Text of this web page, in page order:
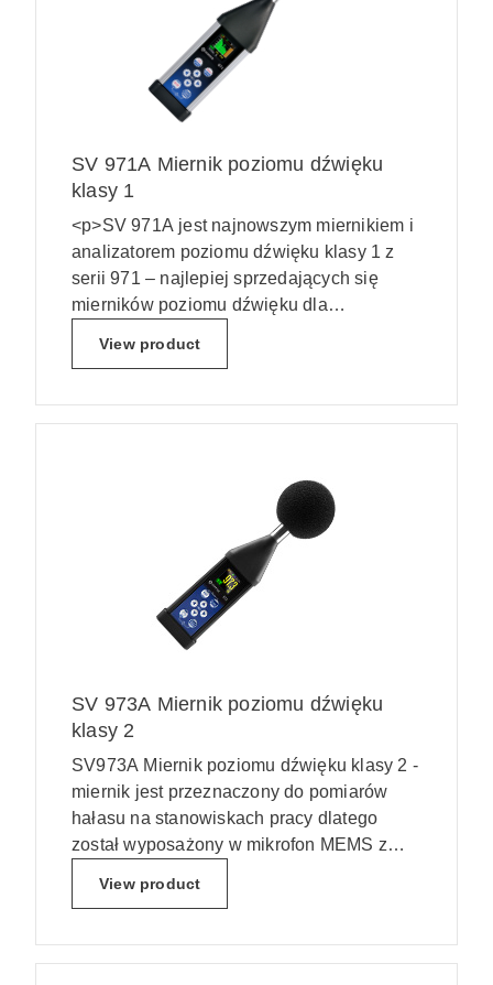
SV 971A Miernik poziomu dźwięku
klasy 1
<p>SV 971A jest najnowszym miernikiem i
analizatorem poziomu dźwięku klasy 1 z
serii 971 – najlepiej sprzedających się
mierników poziomu dźwięku dla
View product
SV 973A Miernik poziomu dźwięku
klasy 2
SV973A Miernik poziomu dźwięku klasy 2 -
miernik jest przeznaczony do pomiarów
hałasu na stanowiskach pracy dlatego
został wyposażony w mikrofon MEMS z
oprogramowanie wewnętrzne SV 973A
oktaw i tercji.
View product